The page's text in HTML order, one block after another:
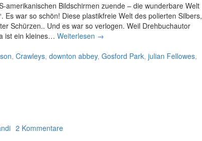
amerikanischen Bildschirmen zuende – die wunderbare Welt
Es war so schön! Diese plastikfreie Welt des polierten Silbers,
Schürzen.. Und es war so verlogen. Weil Drehbuchautor
ist ein kleines… Weiterlesen J
l
→
, Crawleys, downton abbey, Gosford Park, julian Fellowes,
2 Kommentare